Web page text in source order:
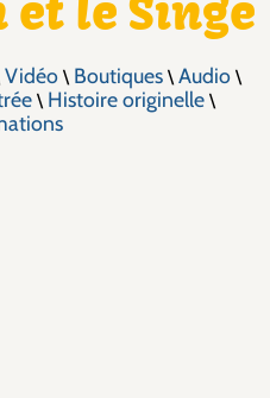
le Singe
Vidéo \ Boutiques \ Audio \
\ Histoire originelle\